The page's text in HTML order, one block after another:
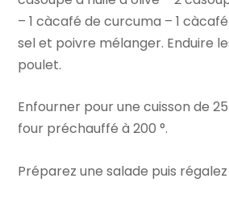
– 1 càcafé de curcuma – 1
sel et poivre mélanger. Enduire
poulet.
Enfourner pour une cuisson de
four préchauffé à 200 °.
Préparez une salade puis